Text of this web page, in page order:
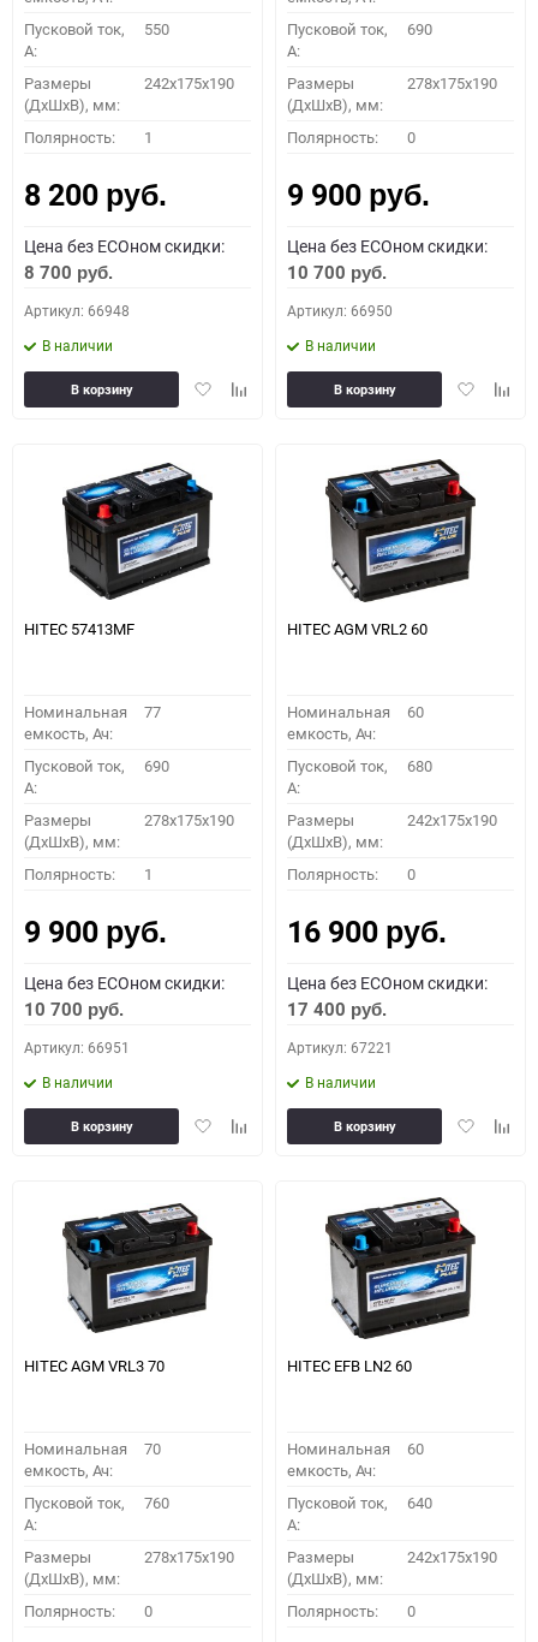
Пусковой ток,
A:
550
Размеры
(ДхШхВ), мм:
242x175x190
Полярность: 1
8 200 руб.
Цена без ECOном скидки:
8 700 руб.
Артикул: 66948
В наличии
ДобавитьДобавить
В корзину
Пусковой ток,
A:
690
Размеры
(ДхШхВ), мм:
278x175x190
Полярность: 0
9 900 руб.
Цена без ECOном скидки:
10 700 руб.
Артикул: 66950
В наличии
Добавить
В корзину
HITEC 57413MF
Номинальная
емкость, Ач:
77
Пусковой ток,
A:
690
Размеры
(ДхШхВ), мм:
278x175x190
Полярность: 1
9 900 руб.
Цена без ECOном скидки:
10 700 руб.
Артикул: 66951
В наличии
ДобавитьДобавить
В корзину
HITEC AGM VRL2 60
Номинальная
емкость, Ач:
60
Пусковой ток,
A:
680
Размеры
(ДхШхВ), мм:
242x175x190
Полярность: 0
16 900 руб.
Цена без ECOном скидки:
17 400 руб.
Артикул: 67221
В наличии
Добавить
В корзину
HITEC AGM VRL3 70
Номинальная
емкость, Ач:
70
Пусковой ток,
A:
760
Размеры
(ДхШхВ), мм:
278x175x190
Полярность: 0
HITEC EFB LN2 60
Номинальная
емкость, Ач:
60
Пусковой ток,
A:
640
Размеры
(ДхШхВ), мм:
242x175x190
Полярность: 0